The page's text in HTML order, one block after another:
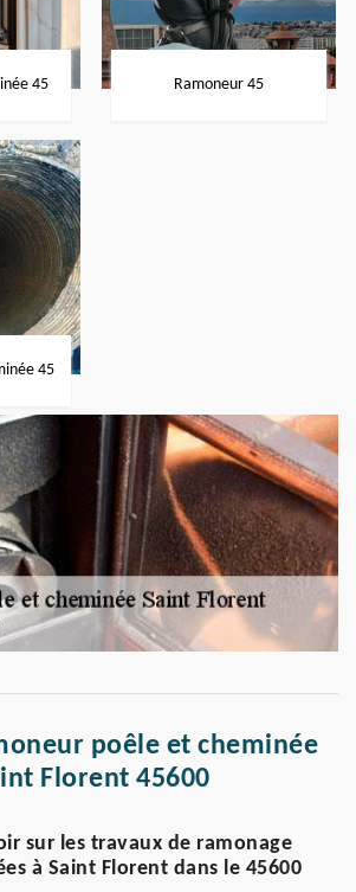
45 Ramoneur 45
45
poêle et cheminée
Florent 45600
sur les travaux de ramonage
à Saint Florent dans le 45600